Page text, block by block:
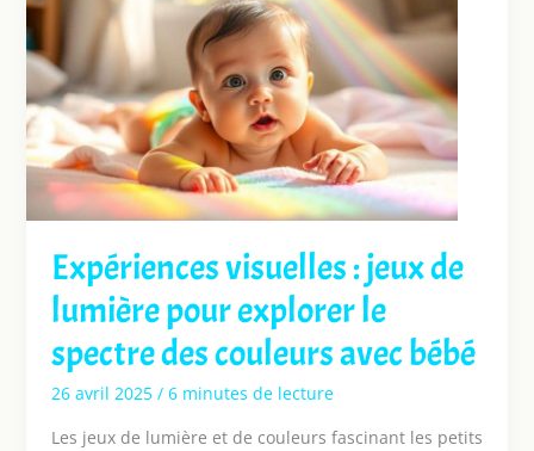
Expériences visuelles : jeux de
lumière pour explorer le
spectre des couleurs avec bébé
26 avril 2025 / 6 minutes de lecture
Les jeux de lumière et de couleurs fascinant les petits